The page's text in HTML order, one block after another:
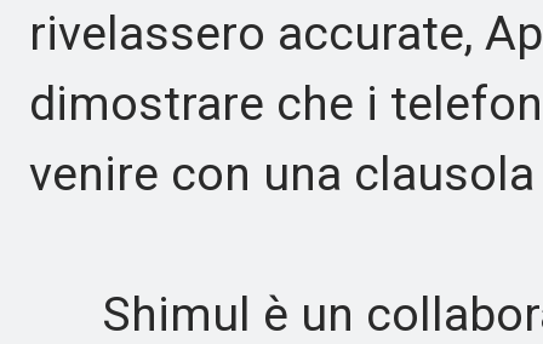
rivelassero accurate,
dimostrare che i
venire con una
Shimul è un